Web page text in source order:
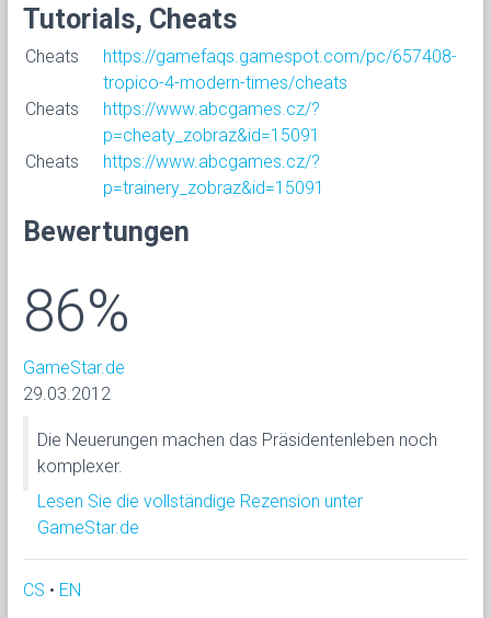
Tutorials, Cheats
Cheats
https://gamefaqs.gamespot.com/pc/657408-
tropico-4-modern-times/cheats
Cheats
https://www.abcgames.cz/?
p=cheaty_zobraz&id=15091
Cheats
https://www.abcgames.cz/?
p=trainery_zobraz&id=15091
Bewertungen
86%
GameStar.de
29.03.2012
Die Neuerungen machen das Präsidentenleben noch
komplexer.
Lesen Sie die vollständige Rezension unter
GameStar.de
CS • EN